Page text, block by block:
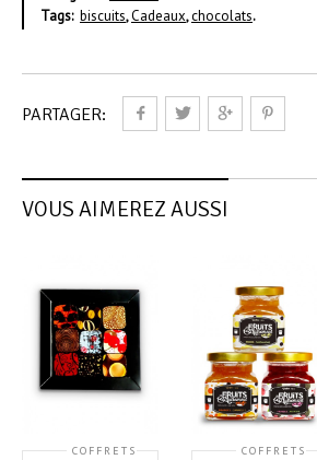
Tags: biscuits,Cadeaux,chocolats.
PARTAGER:
VOUS AIMEREZ AUSSI
COFFRETS COFFRETS